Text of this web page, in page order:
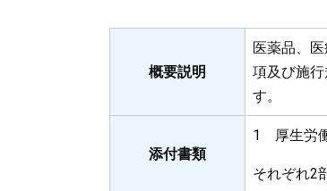
概要説明
医薬品、
項及び施
す。
添付書類
1 厚生労
それぞれ2